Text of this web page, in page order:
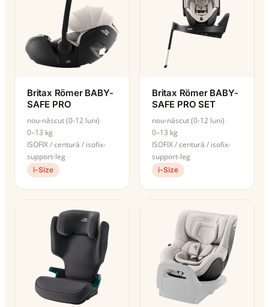
Britax Römer BABY-
SAFE PRO
nou-născut (0-12 luni)
0–13 kg
ISOFIX / centură / isofix-
support-leg
i-Size
Britax Römer BABY-
SAFE PRO SET
nou-născut (0-12 luni)
0–13 kg
ISOFIX / centură / isofix-
support-leg
i-Size